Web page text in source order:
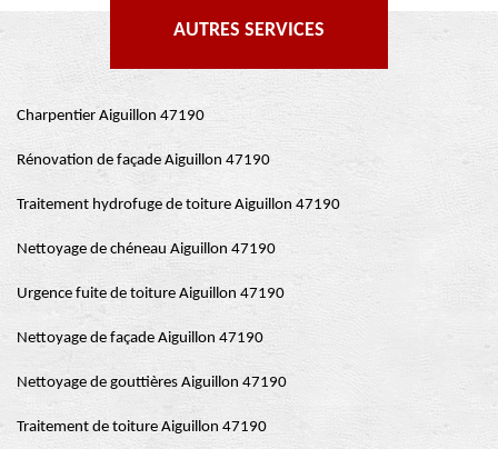
AUTRES SERVICES
Charpentier Aiguillon 47190
Rénovation de façade Aiguillon 47190
Traitement hydrofuge de toiture Aiguillon 47190
Nettoyage de chéneau Aiguillon 47190
Urgence fuite de toiture Aiguillon 47190
Nettoyage de façade Aiguillon 47190
Nettoyage de gouttières Aiguillon 47190
Traitement de toiture Aiguillon 47190